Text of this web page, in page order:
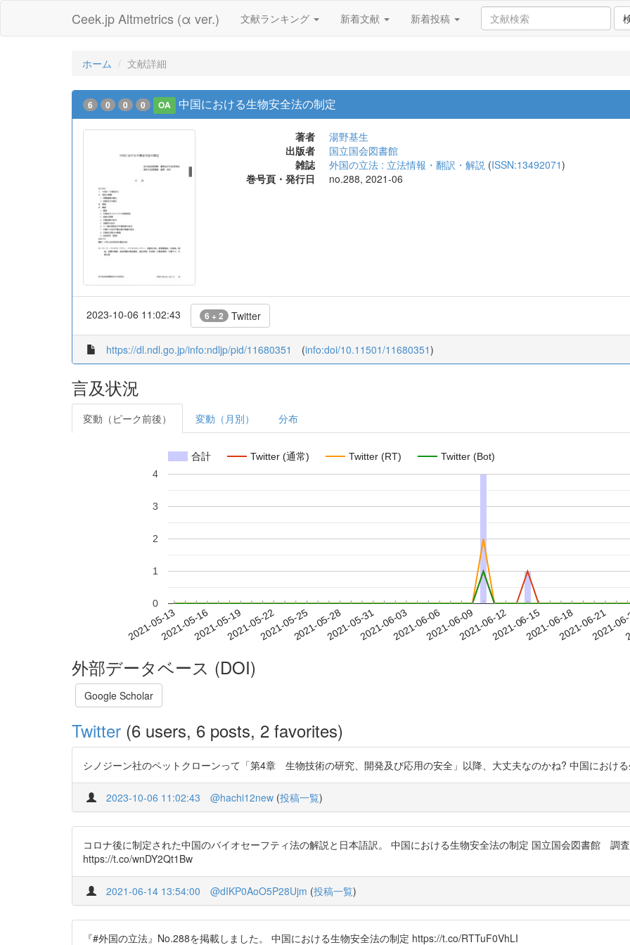
Ceek.jp Altmetrics (α ver.) 文献ランキング 新着文献 新着投稿
ホーム 文献詳細
6 0 0 0 OA 中国における生物安全法の制定
著者
湯野基生
出版者
国立国会図書館
雑誌
外国の立法 : 立法情報・翻訳・解説 (ISSN:13492071)
巻号頁・発行日
no.288, 2021-06
2023-10-06 11:02:43 6 + 2 Twitter
https://dl.ndl.go.jp/info:ndljp/pid/11680351 (info:doi/10.11501/11680351)
言及状況
変動（ピーク前後） 変動（月別） 分布
合計 Twitter (通常) Twitter (RT) Twitter (Bot)
2021-05-132021-05-162021-05-192021-05-222021-05-252021-05-282021-05-312021-06-032021-06-062021-06-092021-06-122021-06-152021-06-182021-06-21
2021-
0
1
2
3
4
外部データベース (DOI)
Google Scholar
Twitter (6 users, 6 posts, 2 favorites)
シノジーン社のペットクローンって「第4章 生物技術の研究、開発及び応用の安全」以降、大丈夫なのかね? 中国におけ
2023-10-06 11:02:43 @hachi12new (投稿一覧)
コロナ後に制定された中国のバイオセーフティ法の解説と日本語訳。 中国における生物安全法の制定 国立国会図書館
https://t.co/wnDY2Qt1Bw
2021-06-14 13:54:00 @dIKP0AoO5P28Ujm (投稿一覧)
『#外国の立法』No.288を掲載しました。 中国における生物安全法の制定 https://t.co/RTTuF0VhLI